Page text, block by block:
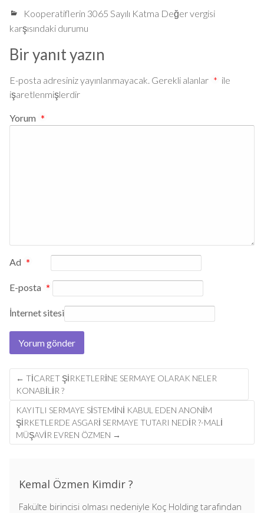
Kooperatiflerin 3065 Sayılı Katma Değer vergisi
karşısındaki durumu
Bir yanıt yazın
E-posta adresiniz yayınlanmayacak. Gerekli alanlar * ile
işaretlenmişlerdir
Yorum *
Ad *
E-posta *
İnternet sitesi
Post
navigation
← TICARET ŞIRKETLERINE SERMAYE OLARAK NELER
KONABILIR ?
KAYITLI SERMAYE SİSTEMİNİ KABUL EDEN ANONİM
ŞİRKETLERDE ASGARİ SERMAYE TUTARI NEDİR ?-MALİ
MÜŞAVİR EVREN ÖZMEN →
Kemal Özmen Kimdir ?
Fakülte birincisi olması nedeniyle Koç Holding tarafından